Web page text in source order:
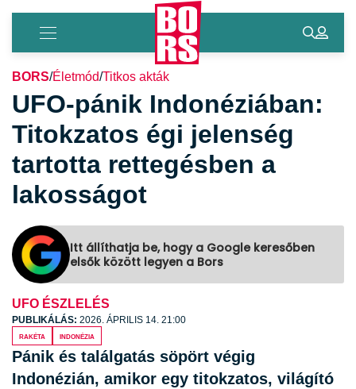
BORS/Életmód/Titkos akták
UFO-pánik Indonéziában:
Titokzatos égi jelenség
tartotta rettegésben a
lakosságot
Itt állíthatja be, hogy a Google keresőben
elsők között legyen a Bors
UFO ÉSZLELÉS
PUBLIKÁLÁS: 2026. ÁPRILIS 14. 21:00
rakéta
Indonézia
Pánik és találgatás söpört végig
Indonézián, amikor egy titokzatos, világító